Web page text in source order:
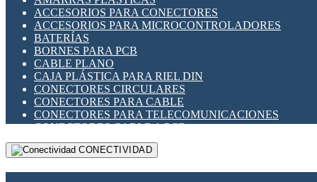
INDICADORES PARA PANEL
INTERFACES DE RELÉ
INTERRUPTORES FIN DE CARRERA
LLAVES CONMUTADORAS
MEDIDORES DE ENERGÍA Y TC'S DE CORRIENTE
MOTORES PASO A PASO
PANTALLAS HMI
PLC -CONTROLADORES LÓGICO PROGRAMABLES
PROGRAMADORES DE HORARIO
RELÉS DE PROTECCIÓN
SENSORES CAPACITIVOS
ACCESORIOS PARA CONECTORES
ACCESORIOS PARA MICROCONTROLADORES
BATERÍAS
BORNES PARA PCB
CABLE PLANO
CAJA PLÁSTICA PARA RIEL DIN
CONECTORES CIRCULARES
CONECTORES PARA CABLE
CONECTORES PARA TELECOMUNICACIONES
CONECTORES CABLE A PCB
CONECTORES PCB A CABLE
DIP SWITCHESCONECTIVIDAD